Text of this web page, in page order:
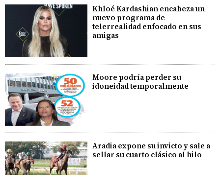
Khloé Kardashian encabeza un
nuevo programa de
telerrealidad enfocado en sus
amigas
Moore podría perder su
idoneidad temporalmente
Aradia expone su invicto y sale a
sellar su cuarto clásico al hilo